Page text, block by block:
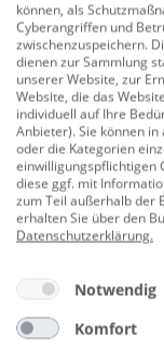
Stärke: 1,9 cm
Trägermaterial:
Design:
Farbe: beige
Paketinhalt: 1
Gewicht: 7,0762
Bedarf: 0,739
können, als
Cyberangriffen und
zwischenzuspeichern.
dienen zur Sammlung
unserer Website, zur
Website, die das
individuell auf Ihre
Anbieter). Sie können
oder die Kategorien
einwilligungspflichtigen
diese ggf. mit
zum Teil außerhalb der
erhalten Sie über den
Datenschutzerklärung.
Notwendig
Komfort